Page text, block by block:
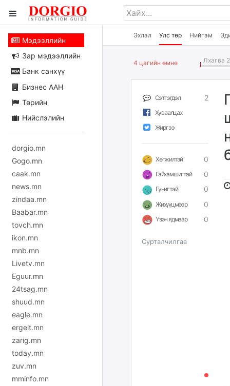
Эхлэл Улс төр Нийгэм
Мэдээллийн
Зар мэдээллийн
Банк санхүү
Бизнес ААН
Төрийн
Нийслэлийн
dorgio.mn
Gogo.mn
caak.mn
news.mn
zindaa.mn
Baabar.mn
tovch.mn
ikon.mn
mnb.mn
Livetv.mn
Eguur.mn
24tsag.mn
shuud.mn
eagle.mn
ergelt.mn
zarig.mn
today.mn
zuv.mn
mminfo.mn
4 цагийн өмнө Лхагва
Сэтгэгдэл 2
Хуваалцах
Жиргээ
Хөгжилтэй 0
Гайхамшигтай 0
Гунигтай 0
Жихүүцмээр 0
Үзэн ядмаар 0
Сурталчилгаа